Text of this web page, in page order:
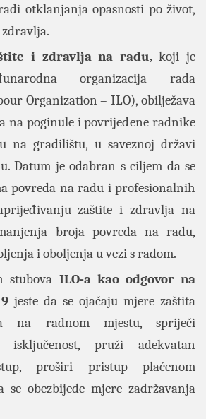
otklanjanja opasnosti po život,
zdravlja.
i zdravlja na radu,koji je
organizacija rada
Organization – ILO), obilježava
na poginule i povrijeđene radnike
na gradilištu, u saveznoj državi
Datum je odabran s ciljem da se
povreda na radu i profesionalnih
zaštite i zdravlja na
broja povreda na radu,
i oboljenja u vezi s radom.
stubova ILO-a kao odgovor na
jeste da se ojačaju mjere zaštita
na radnom mjestu, spriječi
pruži adekvatan
proširi pristup plaćenom
se obezbijede mjere zadržavanja